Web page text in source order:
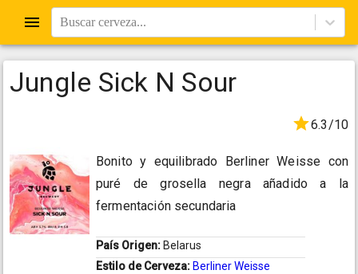
Buscar cerveza...
Jungle Sick N Sour
6.3/10
Bonito y equilibrado Berliner Weisse con
puré de grosella negra añadido a la
fermentación secundaria
País Origen: Belarus
Estilo de Cerveza: Berliner Weisse